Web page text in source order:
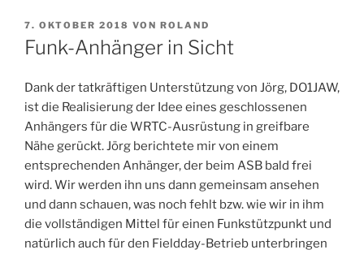
VERÖFFENTLICHT
AM
7. OKTOBER 2018 VON ROLAND
Funk-Anhänger in Sicht
Dank der tatkräftigen Unterstützung von Jörg, DO1JAW,
ist die Realisierung der Idee eines geschlossenen
Anhängers für die WRTC-Ausrüstung in greifbare
Nähe gerückt. Jörg berichtete mir von einem
entsprechenden Anhänger, der beim ASB bald frei
wird. Wir werden ihn uns dann gemeinsam ansehen
und dann schauen, was noch fehlt bzw. wie wir in ihm
die vollständigen Mittel für einen Funkstützpunkt und
natürlich auch für den Fieldday-Betrieb unterbringen